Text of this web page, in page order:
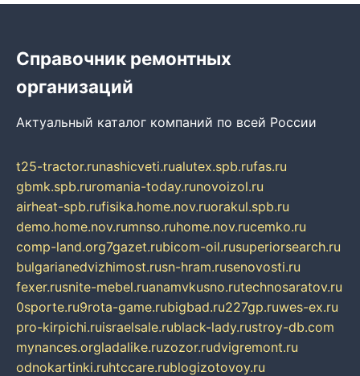
Справочник ремонтных
организаций
Актуальный каталог компаний по всей России
t25-tractor.runashicveti.rualutex.spb.rufas.ru
gbmk.spb.ruromania-today.runovoizol.ru
airheat-spb.rufisika.home.nov.ruorakul.spb.ru
demo.home.nov.rumnso.ruhome.nov.rucemko.ru
comp-land.org7gazet.rubicom-oil.rusuperiorsearch.ru
bulgarianedvizhimost.rusn-hram.rusenovosti.ru
fexer.rusnite-mebel.ruanamvkusno.rutechnosaratov.ru
0sporte.ru9rota-game.rubigbad.ru227gp.ruwes-ex.ru
pro-kirpichi.ruisraelsale.rublack-lady.rustroy-db.com
mynances.orgladalike.ruzozor.rudvigremont.ru
odnokartinki.ruhtccare.rublogizotovoy.ru